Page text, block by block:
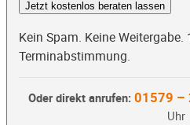
Jetzt kostenlos beraten lassen
Kein Spam. Keine Weitergabe.
Terminabstimmung.
Oder direkt anrufen: 01579 –
Uhr